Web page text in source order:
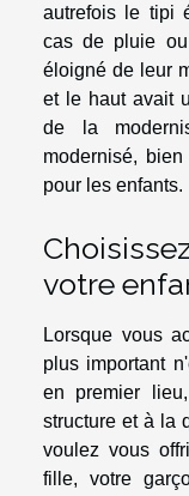
autrefois le tipi
cas de pluie
éloigné de leur
et le haut avait
de la
modernisé,
pour les enfants.
votre
Lorsque vous
plus important
en premier
structure et à la
voulez vous
fille, votre